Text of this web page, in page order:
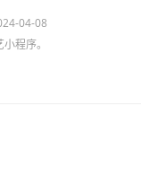
04-08
程序。